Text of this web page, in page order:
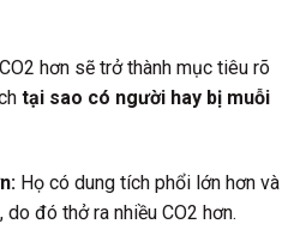
hơn sẽ trở thành mục tiêu rõ
tại sao có người hay bị muỗi
Họ có dung tích phổi lớn hơn và
đó thở ra nhiều CO2 hơn.